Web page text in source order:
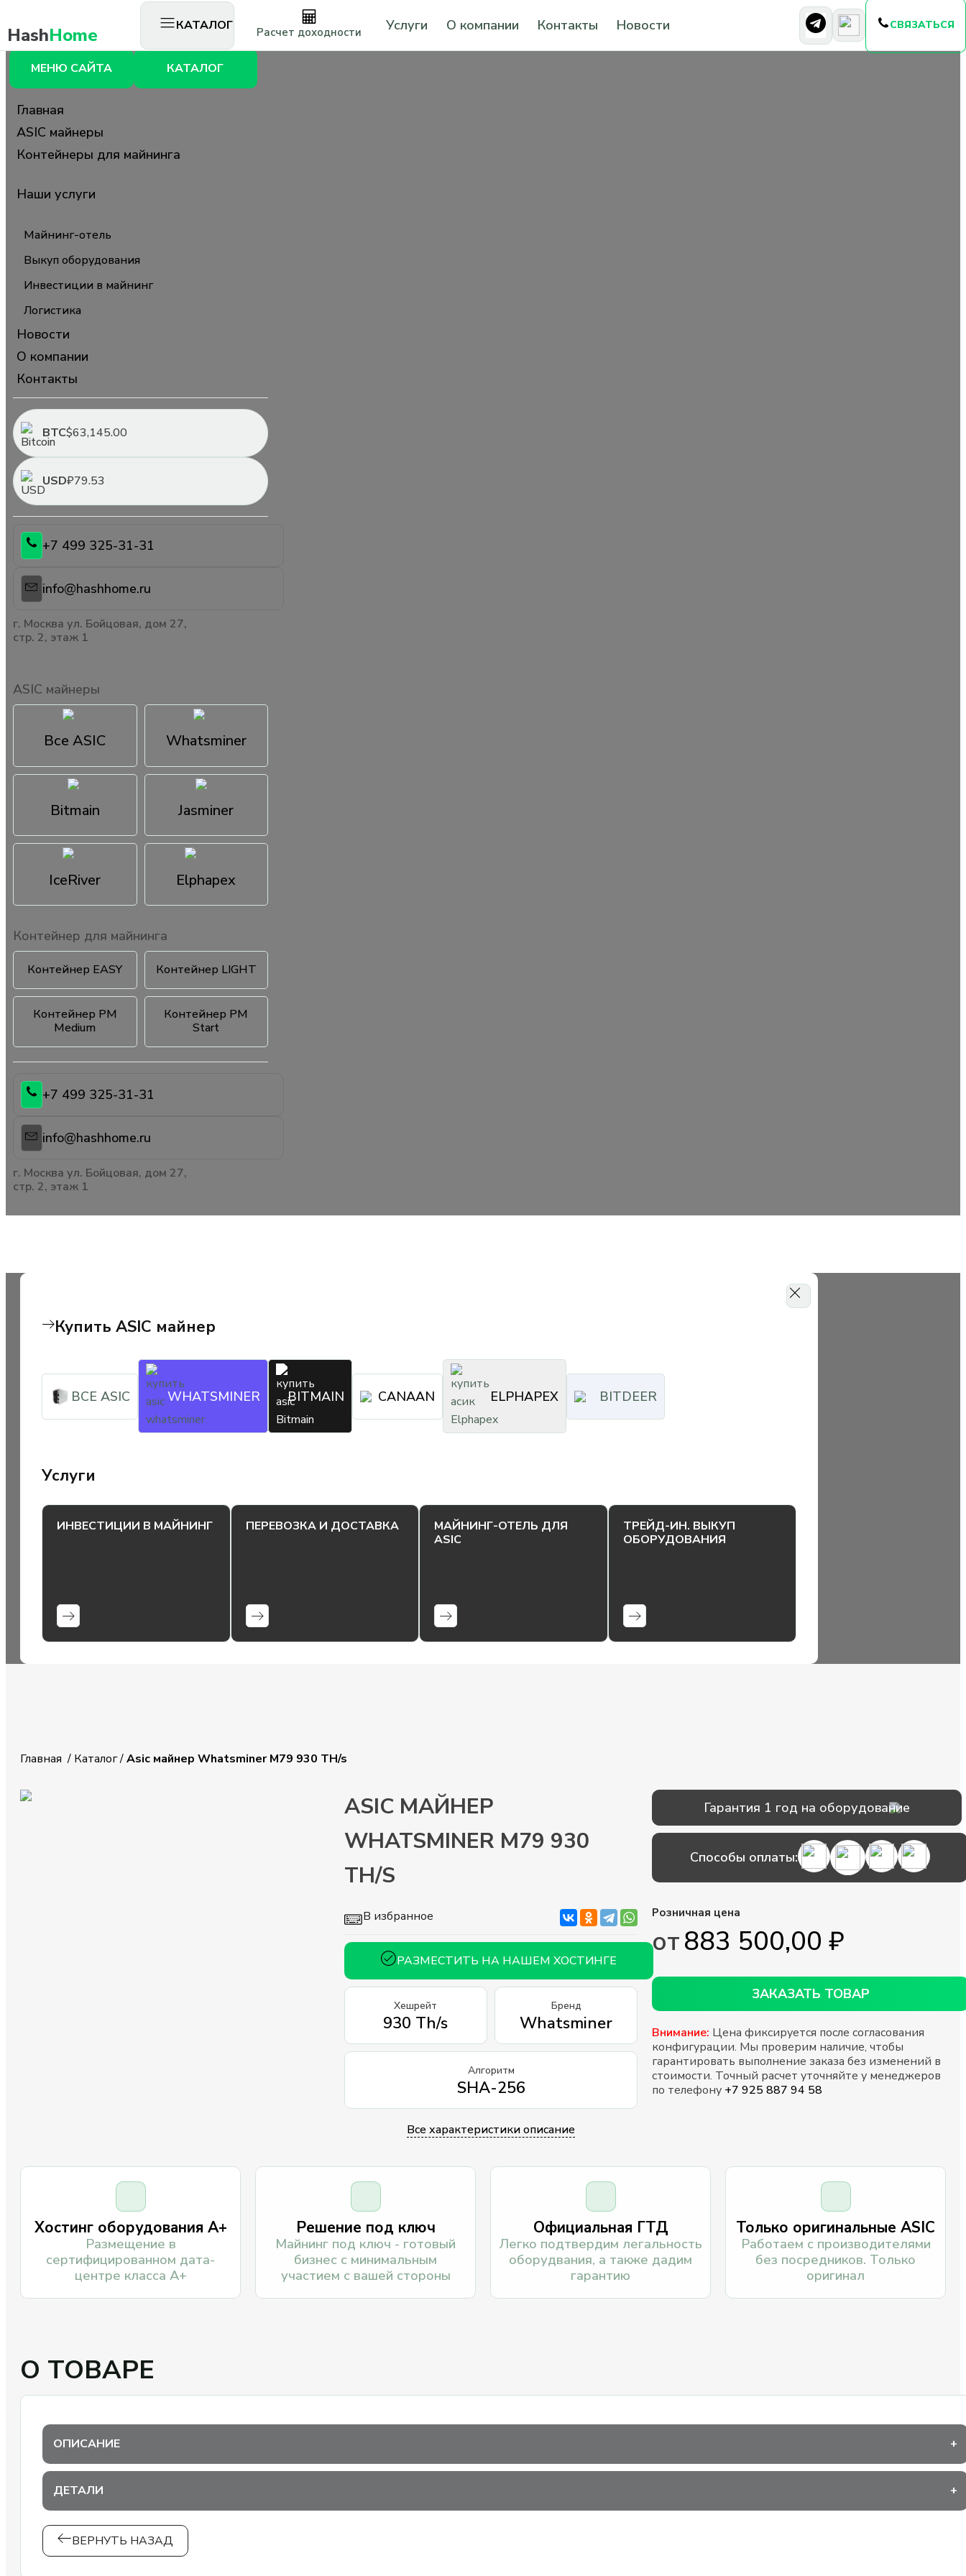
МЕНЮ САЙТА КАТАЛОГ
Главная
ASIC майнеры
Контейнеры для майнинга
Наши услуги
Майнинг-отель
Выкуп оборудования
Инвестиции в майнинг
Логистика
Новости
О компании
Контакты
BTC$63,145.00
USD₽79.53
+7 499 325-31-31
info@hashhome.ru
г. Москва ул. Бойцовая, дом 27,
стр. 2, этаж 1
ASIC майнеры
Все ASIC Whatsminer
Bitmain Jasminer
IceRiver Elphapex
Контейнер для майнинга
Контейнер EASY Контейнер LIGHT
Контейнер PM
Medium
Контейнер PM
Start
+7 499 325-31-31
info@hashhome.ru
г. Москва ул. Бойцовая, дом 27,
стр. 2, этаж 1
Купить ASIC майнер
ВСЕ ASIC WHATSMINER BITMAIN CANAAN ELPHAPEX BITDEER
Услуги
ИНВЕСТИЦИИ В МАЙНИНГ ПЕРЕВОЗКА И ДОСТАВКА
МАЙНИНГ-ОТЕЛЬ ДЛЯ
ASIC
ТРЕЙД-ИН. ВЫКУП
ОБОРУДОВАНИЯ
HashHome КАТАЛОГ Расчет доходности Услуги О компании Контакты Новости СВЯЗАТЬСЯ
Главная / Каталог/Asic майнер Whatsminer M79 930 TH/s
ASIC МАЙНЕР
WHATSMINER M79 930
TH/S
В избранное
РАЗМЕСТИТЬ НА НАШЕМ ХОСТИНГЕ
Хешрейт
930 Th/s
Бренд
Whatsminer
Алгоритм
SHA-256
Все характеристики описание
Гарантия 1 год на оборудование
Способы оплаты:
Розничная цена
883 500,00₽
ЗАКАЗАТЬ ТОВАР
Внимание: Цена фиксируется после согласования
конфигурации. Мы проверим наличие, чтобы
гарантировать выполнение заказа без изменений в
стоимости. Точный расчет уточняйте у менеджеров
по телефону +7 925 887 94 58
Хостинг оборудования A+
Размещение в
сертифицированном дата-
центре класса А+
Решение под ключ
Майнинг под ключ - готовый
бизнес с минимальным
участием с вашей стороны
Официальная ГТД
Легко подтвердим легальность
оборудвания, а также дадим
гарантию
Только оригинальные ASIC
Работаем с производителями
без посредников. Только
оригинал
О ТОВАРЕ
ОПИСАНИЕ +
ДЕТАЛИ +
ВЕРНУТЬ НАЗАД